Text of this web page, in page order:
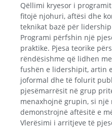
Qëllimi kryesor i
fitojë njohuri, aftësi dhe
teknikat bazë për
Programi përfshin një
praktike. Pjesa teorike
rëndësishme që lidhen
fushën e lidershipit, artin
joformal dhe të folurit
pjesëmarrësit në grup
menaxhojnë grupin, si një
demonstrojnë aftësitë e
Vlerësimi i arritjeve të